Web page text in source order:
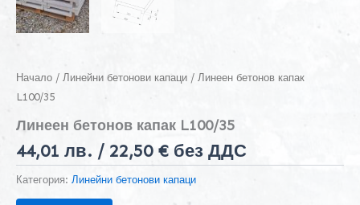
Начало / Линейни бетонови капаци / Линеен бетонов капак
L100/35
Линеен бетонов капак L100/35
44,01 лв. / 22,50 € без ДДС
Категория: Линейни бетонови капаци